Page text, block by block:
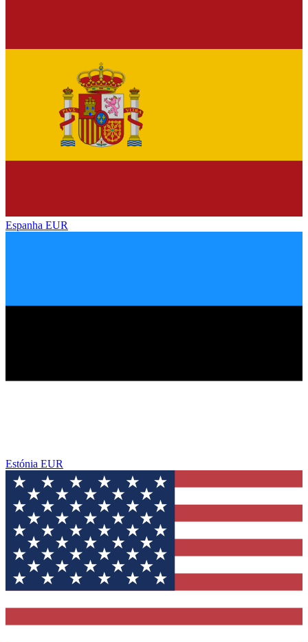
Espanha EUR
Estónia EUR